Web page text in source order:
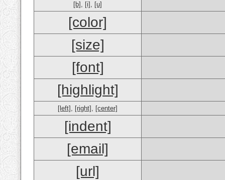
[b] , [i] , [u]
[color]
[size]
[font]
[highlight]
[left] , [right] , [center]
[indent]
[email]
[url]